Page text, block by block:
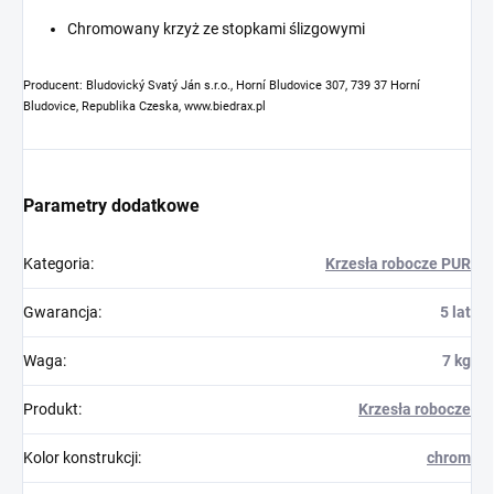
Chromowany krzyż ze stopkami ślizgowymi
Producent: Bludovický Svatý Ján s.r.o., Horní Bludovice 307, 739 37 Horní
Bludovice, Republika Czeska, www.biedrax.pl
Parametry dodatkowe
Kategoria: Krzesła robocze PUR
Gwarancja: 5 lat
Waga: 7 kg
Produkt: Krzesła robocze
Kolor konstrukcji: chrom